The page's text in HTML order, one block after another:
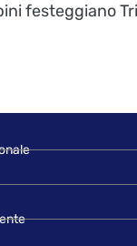
festeggiano